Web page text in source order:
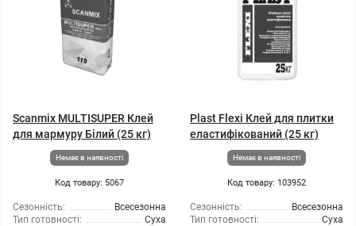
Scanmix MULTISUPER Клей
для мармуру Білий (25 кг)
Немає в наявності
Код товару: 5067
Сезонність:
Всесезонна
Тип готовності:
Суха
Plast Flexi Клей для плитки
еластифікований (25 кг)
Немає в наявності
Код товару: 103952
Сезонність:
Всесезонна
Тип готовності:
Суха